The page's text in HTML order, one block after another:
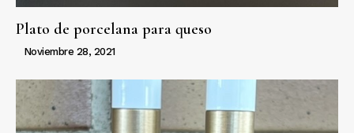
Plato de porcelana para queso
Noviembre 28, 2021